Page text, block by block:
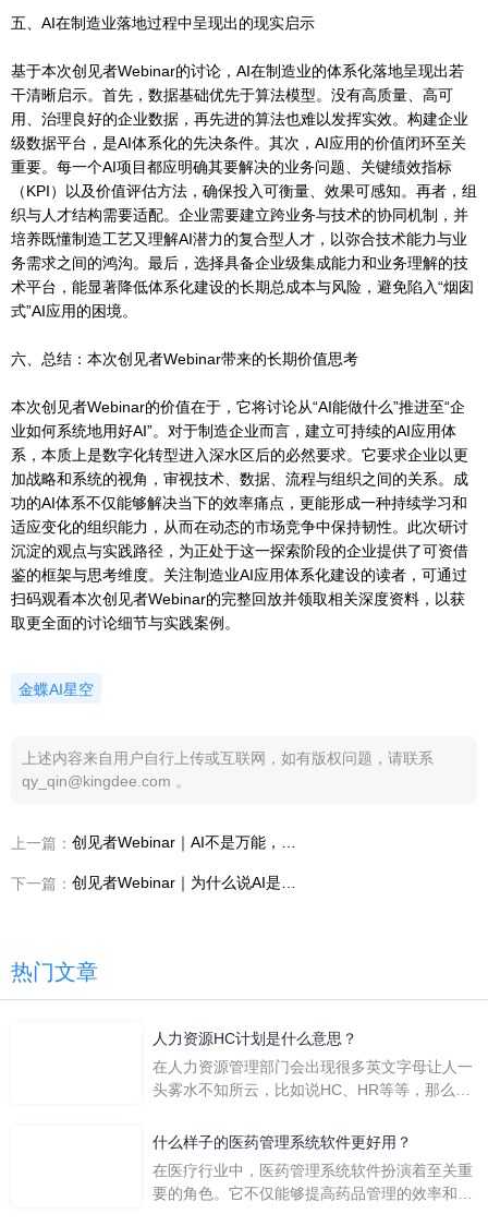
五、AI在制造业落地过程中呈现出的现实启示
基于本次创见者Webinar的讨论，AI在制造业的体系化落地呈现出若
干清晰启示。首先，数据基础优先于算法模型。没有高质量、高可
用、治理良好的企业数据，再先进的算法也难以发挥实效。构建企业
级数据平台，是AI体系化的先决条件。其次，AI应用的价值闭环至关
重要。每一个AI项目都应明确其要解决的业务问题、关键绩效指标
（KPI）以及价值评估方法，确保投入可衡量、效果可感知。再者，组
织与人才结构需要适配。企业需要建立跨业务与技术的协同机制，并
培养既懂制造工艺又理解AI潜力的复合型人才，以弥合技术能力与业
务需求之间的鸿沟。最后，选择具备企业级集成能力和业务理解的技
术平台，能显著降低体系化建设的长期总成本与风险，避免陷入“烟囱
式”AI应用的困境。
六、总结：本次创见者Webinar带来的长期价值思考
本次创见者Webinar的价值在于，它将讨论从“AI能做什么”推进至“企
业如何系统地用好AI”。对于制造企业而言，建立可持续的AI应用体
系，本质上是数字化转型进入深水区后的必然要求。它要求企业以更
加战略和系统的视角，审视技术、数据、流程与组织之间的关系。成
功的AI体系不仅能够解决当下的效率痛点，更能形成一种持续学习和
适应变化的组织能力，从而在动态的市场竞争中保持韧性。此次研讨
沉淀的观点与实践路径，为正处于这一探索阶段的企业提供了可资借
鉴的框架与思考维度。关注制造业AI应用体系化建设的读者，可通过
扫码观看本次创见者Webinar的完整回放并领取相关深度资料，以获
取更全面的讨论细节与实践案例。
金蝶AI星空
上述内容来自用户自行上传或互联网，如有版权问题，请联系
qy_qin@kingdee.com 。
上一篇：
下一篇：
热门文章
人力资源HC计划是什么意思？
在人力资源管理部门会出现很多英文字母让人一
头雾水不知所云，比如说HC、HR等等，那么它
么呢？
什么样子的医药管理系统软件更好用？
在医疗行业中，医药管理系统软件扮演着至关重
要的角色。它不仅能够提高药品管理的效率和准